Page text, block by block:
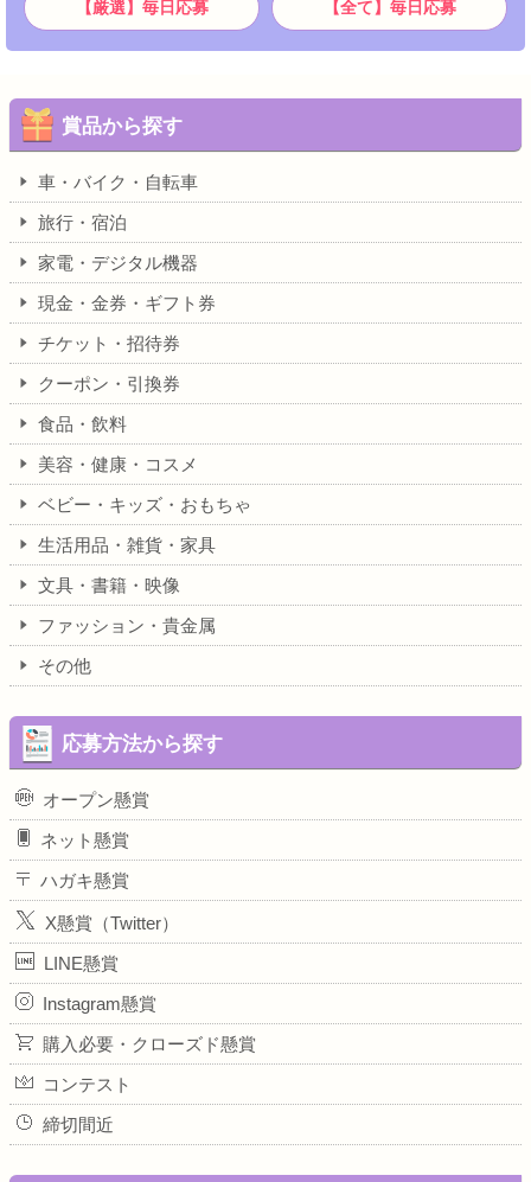
【厳選】毎日応募 【全て】毎日応募
賞品から探す
車・バイク・自転車
旅行・宿泊
家電・デジタル機器
現金・金券・ギフト券
チケット・招待券
クーポン・引換券
食品・飲料
美容・健康・コスメ
ベビー・キッズ・おもちゃ
生活用品・雑貨・家具
文具・書籍・映像
ファッション・貴金属
その他
応募方法から探す
オープン懸賞
ネット懸賞
ハガキ懸賞
X懸賞（Twitter）
LINE懸賞
Instagram懸賞
購入必要・クローズド懸賞
コンテスト
締切間近